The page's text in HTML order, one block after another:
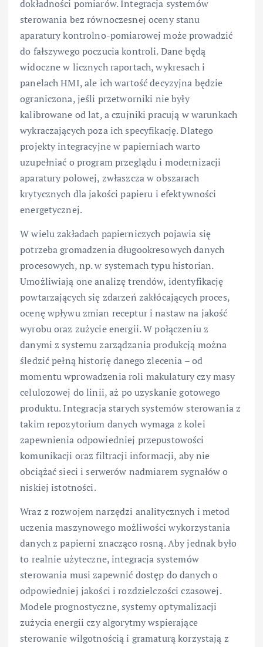
dokładności pomiarów. Integracja systemów
sterowania bez równoczesnej oceny stanu
aparatury kontrolno-pomiarowej może prowadzić
do fałszywego poczucia kontroli. Dane będą
widoczne w licznych raportach, wykresach i
panelach HMI, ale ich wartość decyzyjna będzie
ograniczona, jeśli przetworniki nie były
kalibrowane od lat, a czujniki pracują w warunkach
wykraczających poza ich specyfikację. Dlatego
projekty integracyjne w papierniach warto
uzupełniać o program przeglądu i modernizacji
aparatury polowej, zwłaszcza w obszarach
krytycznych dla jakości papieru i efektywności
energetycznej.
W wielu zakładach papierniczych pojawia się
potrzeba gromadzenia długookresowych danych
procesowych, np. w systemach typu historian.
Umożliwiają one analizę trendów, identyfikację
powtarzających się zdarzeń zakłócających proces,
ocenę wpływu zmian receptur i nastaw na jakość
wyrobu oraz zużycie energii. W połączeniu z
danymi z systemu zarządzania produkcją można
śledzić pełną historię danego zlecenia – od
momentu wprowadzenia roli makulatury czy masy
celulozowej do linii, aż po uzyskanie gotowego
produktu. Integracja starych systemów sterowania z
takim repozytorium danych wymaga z kolei
zapewnienia odpowiedniej przepustowości
komunikacji oraz filtracji informacji, aby nie
obciążać sieci i serwerów nadmiarem sygnałów o
niskiej istotności.
Wraz z rozwojem narzędzi analitycznych i metod
uczenia maszynowego możliwości wykorzystania
danych z papierni znacząco rosną. Aby jednak było
to realnie użyteczne, integracja systemów
sterowania musi zapewnić dostęp do danych o
odpowiedniej jakości i rozdzielczości czasowej.
Modele prognostyczne, systemy optymalizacji
zużycia energii czy algorytmy wspierające
sterowanie wilgotnością i gramaturą korzystają z